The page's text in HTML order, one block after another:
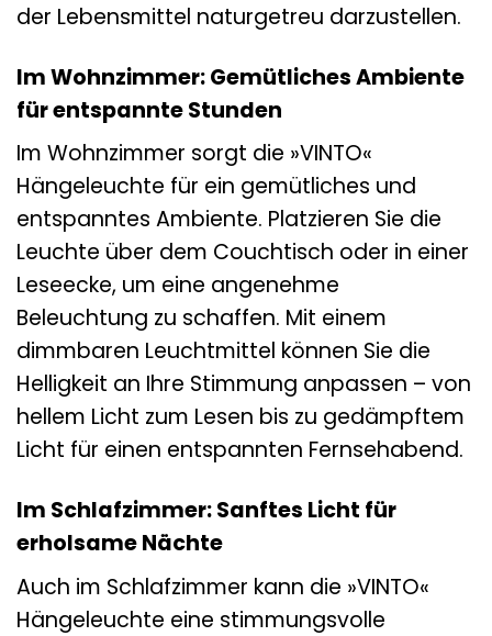
der Lebensmittel naturgetreu darzustellen.
Im Wohnzimmer: Gemütliches Ambiente
für entspannte Stunden
Im Wohnzimmer sorgt die »VINTO«
Hängeleuchte für ein gemütliches und
entspanntes Ambiente. Platzieren Sie die
Leuchte über dem Couchtisch oder in einer
Leseecke, um eine angenehme
Beleuchtung zu schaffen. Mit einem
dimmbaren Leuchtmittel können Sie die
Helligkeit an Ihre Stimmung anpassen – von
hellem Licht zum Lesen bis zu gedämpftem
Licht für einen entspannten Fernsehabend.
Im Schlafzimmer: Sanftes Licht für
erholsame Nächte
Auch im Schlafzimmer kann die »VINTO«
Hängeleuchte eine stimmungsvolle